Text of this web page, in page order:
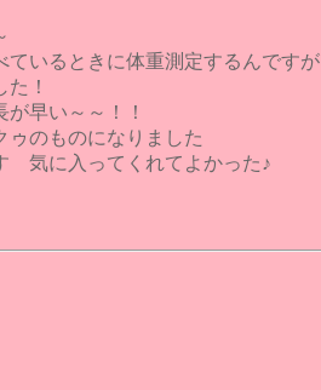
ているときに体重測定するんですが
！
早い～～！！
ゥのものになりました
気に入ってくれてよかった♪